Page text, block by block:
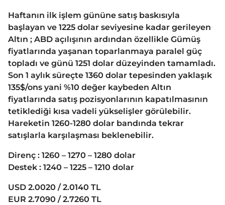
ı
l
a
g
o
a
g
o
Haftanın ilk işlem gününe satış baskısıyla
başlayan ve 1225 dolar seviyesine kadar gerileyen
Altın ; ABD açılışının ardından özellikle Gümüş
fiyatlarında yaşanan toparlanmaya paralel güç
topladı ve günü 1251 dolar düzeyinden tamamladı.
Son 1 aylık süreçte 1360 dolar tepesinden yaklaşık
135$/ons yani %10 değer kaybeden Altın
fiyatlarında satış pozisyonlarının kapatılmasının
tetiklediği kısa vadeli yükselişler görülebilir.
Hareketin 1260-1280 dolar bandında tekrar
satışlarla karşılaşması beklenebilir.
Direnç : 1260 – 1270 – 1280 dolar
Destek : 1240 – 1225 – 1210 dolar
USD 2.0020 / 2.0140 TL
EUR 2.7090 / 2.7260 TL